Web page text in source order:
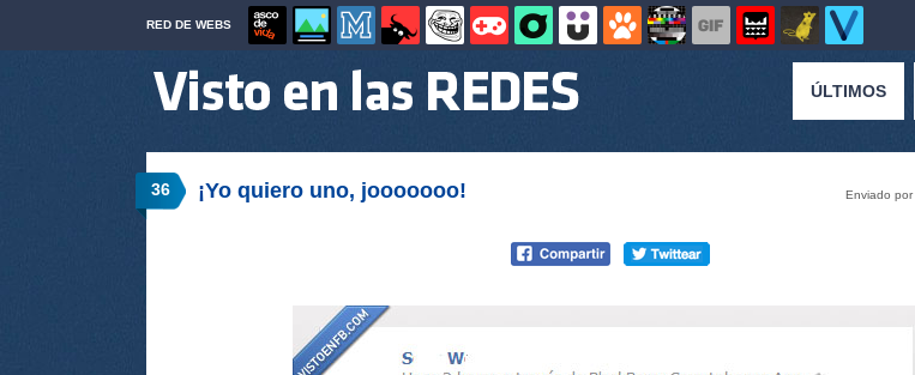
RED DE WEBS
ÚLTIMOS
36 Enviado por
¡Yo quiero uno, jooooooo!